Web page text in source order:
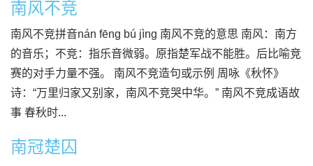
南风不竞
南风不竞拼音nán fēng bú jìng 南风不竞的意思 南风：南方
的音乐；不竞：指乐音微弱。原指楚军战不能胜。后比喻竞
赛的对手力量不强。 南风不竞造句或示例 周咏《秋怀》
诗：“万里归家又别家，南风不竞哭中华。” 南风不竞成语故
事 春秋时...
南冠楚囚